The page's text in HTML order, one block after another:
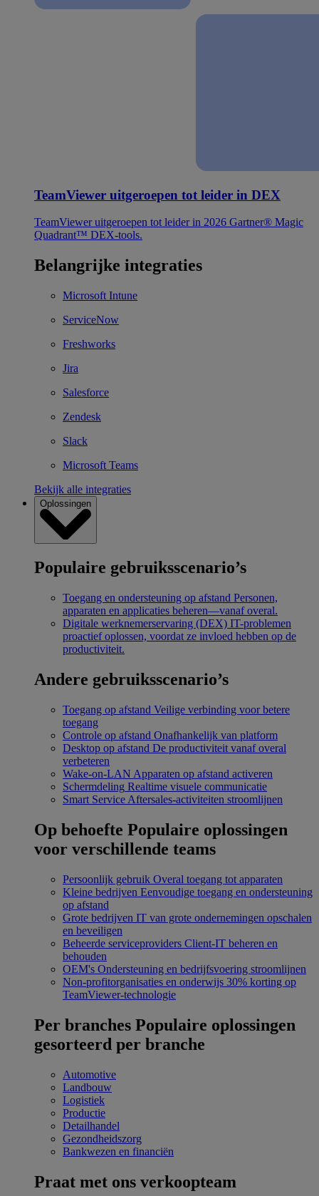
TeamViewer uitgeroepen tot leider in DEX
TeamViewer uitgeroepen tot leider in 2026 Gartner® Magic
Quadrant™ DEX-tools.
Belangrijke integraties
Microsoft Intune
ServiceNow
Freshworks
Jira
Salesforce
Zendesk
Slack
Microsoft Teams
Bekijk alle integraties
Oplossingen
Populaire gebruiksscenario’s
Toegang en ondersteuning op afstand Personen,
apparaten en applicaties beheren—vanaf overal.
Digitale werknemerservaring (DEX) IT-problemen
proactief oplossen, voordat ze invloed hebben op de
productiviteit.
Andere gebruiksscenario’s
Toegang op afstand Veilige verbinding voor betere
toegang
Controle op afstand Onafhankelijk van platform
Desktop op afstand De productiviteit vanaf overal
verbeteren
Wake-on-LAN Apparaten op afstand activeren
Schermdeling Realtime visuele communicatie
Smart Service Aftersales-activiteiten stroomlijnen
Op behoefte Populaire oplossingen
voor verschillende teams
Persoonlijk gebruik Overal toegang tot apparaten
Kleine bedrijven Eenvoudige toegang en ondersteuning
op afstand
Grote bedrijven IT van grote ondernemingen opschalen
en beveiligen
Beheerde serviceproviders Client-IT beheren en
behouden
OEM's Ondersteuning en bedrijfsvoering stroomlijnen
Non-profitorganisaties en onderwijs 30% korting op
TeamViewer-technologie
Per branches Populaire oplossingen
gesorteerd per branche
Automotive
Landbouw
Logistiek
Productie
Detailhandel
Gezondheidszorg
Bankwezen en financiën
Praat met ons verkoopteam